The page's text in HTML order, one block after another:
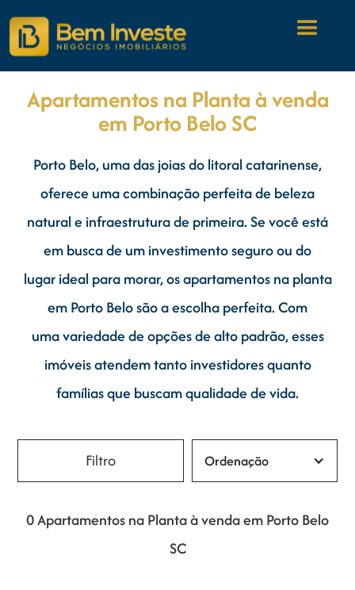
Apartamentos na Planta à venda
em Porto Belo SC
Porto Belo, uma das joias do litoral catarinense,
oferece uma combinação perfeita de beleza
natural e infraestrutura de primeira. Se você está
em busca de um investimento seguro ou do
lugar ideal para morar, os apartamentos na planta
em Porto Belo são a escolha perfeita. Com
uma variedade de opções de alto padrão, esses
imóveis atendem tanto investidores quanto
famílias que buscam qualidade de vida.
Ordenação
0 Apartamentos na Planta à venda em Porto Belo
SC